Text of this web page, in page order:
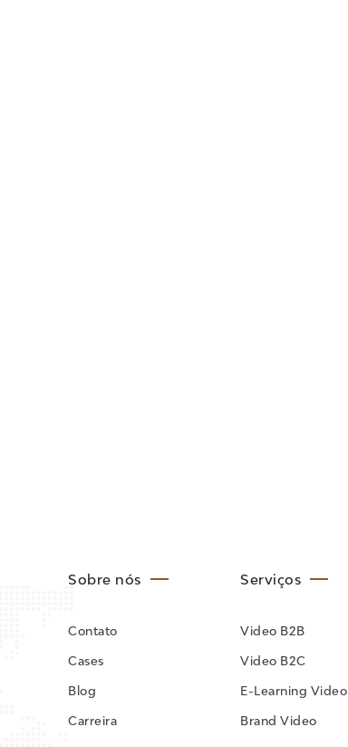
Sobre nós
Contato
Cases
Blog
Carreira
Serviços
Video B2B
Video B2C
E-Learning Video
Brand Video